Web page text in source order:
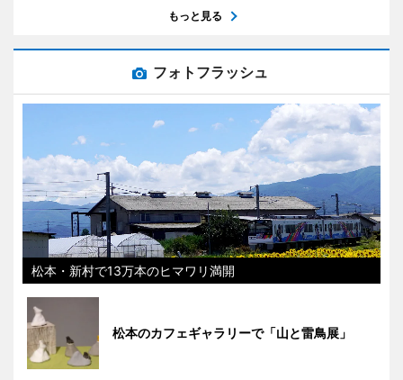
もっと見る
フォトフラッシュ
松本・新村で13万本のヒマワリ満開
松本のカフェギャラリーで「山と雷鳥展」